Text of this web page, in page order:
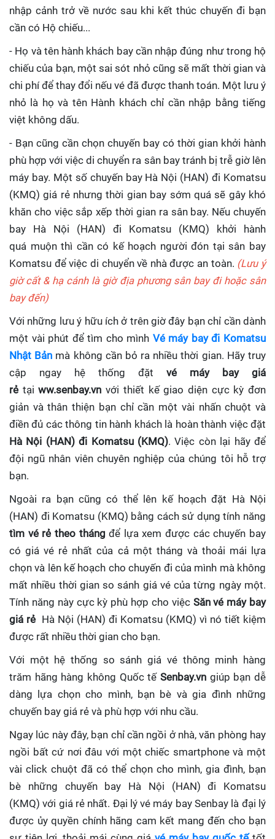
nhập cảnh trở về nước sau khi kết thúc chuyến đi bạn
cần có Hộ chiếu...
- Họ và tên hành khách bay cần nhập đúng như trong hộ
chiếu của bạn, một sai sót nhỏ cũng sẽ mất thời gian và
chi phí để thay đổi nếu vé đã được thanh toán. Một lưu ý
nhỏ là họ và tên Hành khách chỉ cần nhập bằng tiếng
việt không dấu.
- Bạn cũng cần chọn chuyến bay có thời gian khởi hành
phù hợp với việc di chuyển ra sân bay tránh bị trễ giờ lên
máy bay. Một số chuyến bay Hà Nội (HAN) đi Komatsu
(KMQ) giá rẻ nhưng thời gian bay sớm quá sẽ gây khó
khăn cho việc sắp xếp thời gian ra sân bay. Nếu chuyến
bay Hà Nội (HAN) đi Komatsu (KMQ) khởi hành
quá muộn thì cần có kế hoạch người đón tại sân bay
Komatsu để việc di chuyển về nhà được an toàn. (Lưu ý
giờ cất & hạ cánh là giờ địa phương sân bay đi hoặc sân
bay đến)
Với những lưu ý hữu ích ở trên giờ đây bạn chỉ cần dành
một vài phút để tìm cho mình Vé máy bay đi Komatsu
Nhật Bản mà không cần bỏ ra nhiều thời gian. Hãy truy
cập ngay hệ thống đặt vé máy bay giá
rẻ tạiww.senbay.vn với thiết kế giao diện cực kỳ đơn
giản và thân thiện bạn chỉ cần một vài nhấn chuột và
điền đủ các thông tin hành khách là hoàn thành việc đặt
Hà Nội (HAN) đi Komatsu (KMQ). Việc còn lại hãy để
đội ngũ nhân viên chuyên nghiệp của chúng tôi hỗ trợ
bạn.
Ngoài ra bạn cũng có thể lên kế hoạch đặt Hà Nội
(HAN) đi Komatsu (KMQ) bằng cách sử dụng tính năng
tìm vé rẻ theo thángđể lựa xem được các chuyến bay
có giá vé rẻ nhất của cả một tháng và thoải mái lựa
chọn và lên kế hoạch cho chuyến đi của mình mà không
mất nhiều thời gian so sánh giá vé của từng ngày một.
Tính năng này cực kỳ phù hợp cho việc Săn vé máy bay
giá rẻ Hà Nội (HAN) đi Komatsu (KMQ) vì nó tiết kiệm
được rất nhiều thời gian cho bạn.
Với một hệ thống so sánh giá vé thông minh hàng
trăm hãng hàng không Quốc tế Senbay.vn giúp bạn dễ
dàng lựa chọn cho mình, bạn bè và gia đình những
chuyến bay giá rẻ và phù hợp với nhu cầu.
Ngay lúc này đây, bạn chỉ cần ngồi ở nhà, văn phòng hay
ngồi bất cứ nơi đâu với một chiếc smartphone và một
vài click chuột đã có thể chọn cho mình, gia đình, bạn
bè những chuyến bay Hà Nội (HAN) đi Komatsu
(KMQ) với giá rẻ nhất. Đại lý vé máy bay Senbay là đại lý
được ủy quyền chính hãng cam kết mang đến cho bạn